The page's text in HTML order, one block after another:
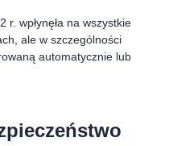
r. wpłynęła na wszystkie
ale w szczególności
automatycznie lub